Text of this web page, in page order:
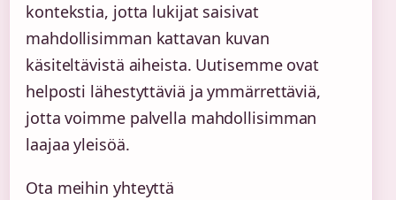
kontekstia, jotta lukijat saisivat
mahdollisimman kattavan kuvan
käsiteltävistä aiheista. Uutisemme ovat
helposti lähestyttäviä ja ymmärrettäviä,
jotta voimme palvella mahdollisimman
laajaa yleisöä.
Ota meihin yhteyttä